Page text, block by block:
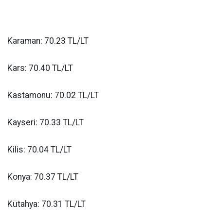
Karaman: 70.23 TL/LT
Kars: 70.40 TL/LT
Kastamonu: 70.02 TL/LT
Kayseri: 70.33 TL/LT
Kilis: 70.04 TL/LT
Konya: 70.37 TL/LT
Kütahya: 70.31 TL/LT